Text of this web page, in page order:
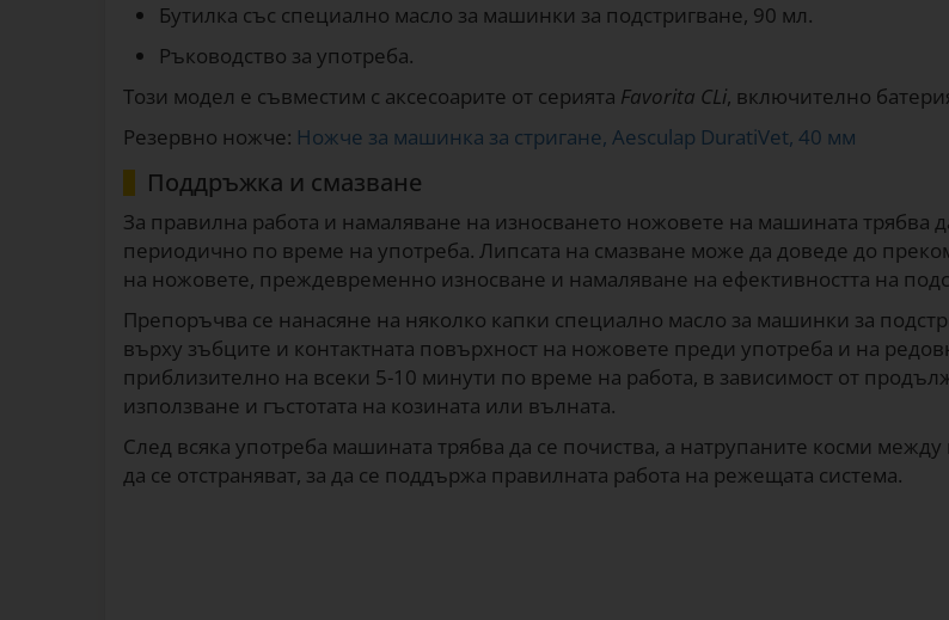
Бутилка със специално масло за машинки за подстригване, 90 мл.
Ръководство за употреба.
Този модел е съвместим с аксесоарите от серията Favorita CLi, включително
Резервно ножче: Ножче за машинка за стригане, Aesculap DuratiVet, 40 мм
Поддръжка и смазване
За правилна работа и намаляване на износването ножовете на машината трябва
периодично по време на употреба. Липсата на смазване може да доведе до
на ножовете, преждевременно износване и намаляване на ефективността на
Препоръчва се нанасяне на няколко капки специално масло за машинки за
върху зъбците и контактната повърхност на ножовете преди употреба и на
приблизително на всеки 5-10 минути по време на работа, в зависимост от
използване и гъстотата на козината или вълната.
След всяка употреба машината трябва да се почиства, а натрупаните косми
да се отстраняват, за да се поддържа правилната работа на режещата система.